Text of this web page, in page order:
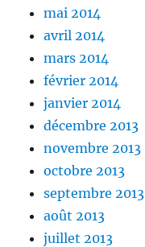
mai 2014
avril 2014
mars 2014
février 2014
janvier 2014
décembre 2013
novembre 2013
octobre 2013
septembre 2013
août 2013
juillet 2013